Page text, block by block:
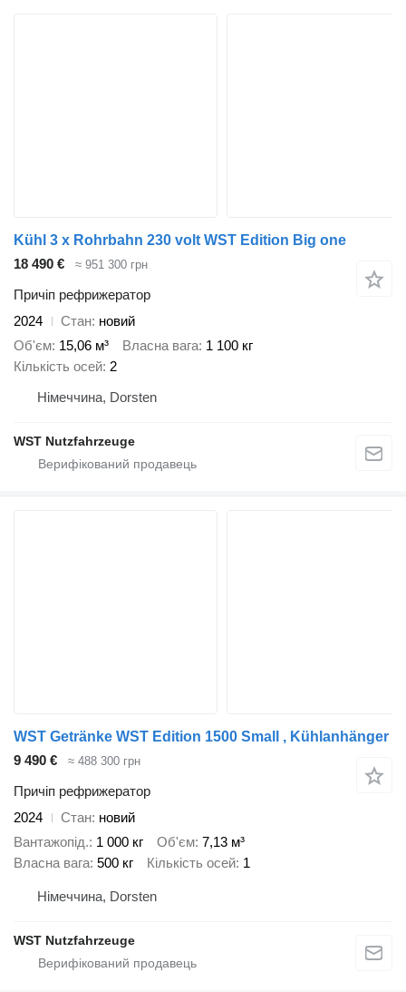
Kühl 3 x Rohrbahn 230 volt WST Edition Big one
18 490 €
≈ 951 300 грн
Причіп рефрижератор
2024
Стан новий
Об'єм 15,06 м³ Власна вага 1 100 кг
Кількість осей 2
Німеччина, Dorsten
WST Nutzfahrzeuge
WST Getränke WST Edition 1500 Small , Kühlanhänger
9 490 €
≈ 488 300 грн
Причіп рефрижератор
2024
Стан новий
Вантажопід. 1 000 кг Об'єм 7,13 м³
Власна вага 500 кг Кількість осей 1
Німеччина, Dorsten
WST Nutzfahrzeuge